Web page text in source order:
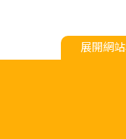
展開網